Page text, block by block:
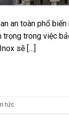
an toàn phổ
trọng trong việc
sẽ […]
tức